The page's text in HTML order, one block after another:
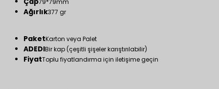
79*79mm
Ağırlık377 gr
PaketKarton veya Palet
ADEDIBir kap (çeşitli şişeler karıştırılabilir)
FiyatToplu fiyatlandırma için iletişime geçin